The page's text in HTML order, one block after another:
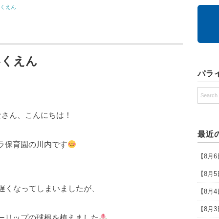
えん
えん
ん、こんにちは！
保育園の川内です
くなってしまいましたが、
パラ
最近
【8月
【8月
【8月
【8月